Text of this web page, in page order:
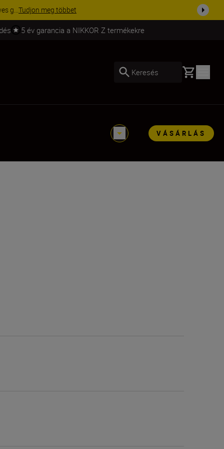
ma a fe...Vásároljon most
5 év garancia a NIKKOR Z termékekre
Keresés Basket
VÁSÁRLÁS